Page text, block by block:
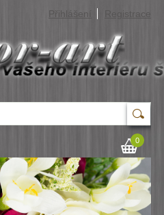
Přihlášení Registrace
0